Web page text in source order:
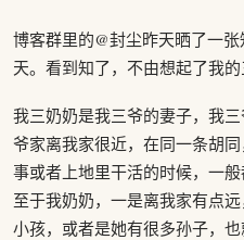
博客群里的@封尘昨天晒了一
天。看到知了，不由想起了我的
我三奶奶是我三爷的妻子，我
爷家离我家很近，在同一条胡
事或者上地里干活的时候，一
至于我奶奶，一是离我家有点
小孩，或者是她有很多孙子，